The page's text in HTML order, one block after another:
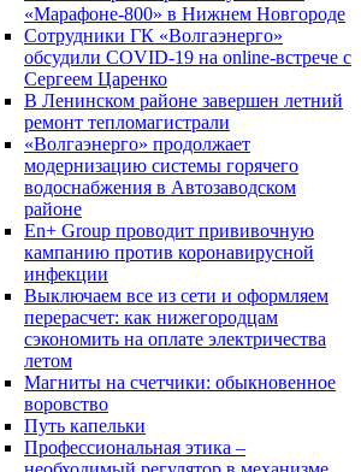
«Марафоне-800» в Нижнем Новгороде
Сотрудники ГК «Волгаэнерго»
обсудили COVID-19 на online-встрече с
Сергеем Царенко
В Ленинском районе завершен летний
ремонт тепломагистрали
«Волгаэнерго» продолжает
модернизацию системы горячего
водоснабжения в Автозаводском
районе
En+ Group проводит прививочную
кампанию против коронавирусной
инфекции
Выключаем все из сети и оформляем
перерасчет: как нижегородцам
сэкономить на оплате электричества
летом
Магниты на счетчики: обыкновенное
воровство
Путь капельки
Профессиональная этика –